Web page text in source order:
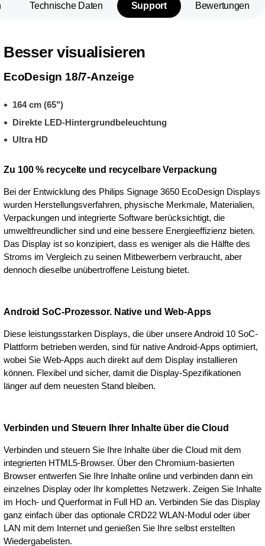
Technische Daten Support Bewertungen
Besser visualisieren
EcoDesign 18/7-Anzeige
164 cm (65")
Direkte LED-Hintergrundbeleuchtung
Ultra HD
Zu 100 % recycelte und recycelbare Verpackung
Bei der Entwicklung des Philips Signage 3650 EcoDesign Displays
wurden Herstellungsverfahren, physische Merkmale, Materialien,
Verpackungen und integrierte Software berücksichtigt, die
umweltfreundlicher sind und eine bessere Energieeffizienz bieten.
Das Display ist so konzipiert, dass es weniger als die Hälfte des
Stroms im Vergleich zu seinen Mitbewerbern verbraucht, aber
dennoch dieselbe unübertroffene Leistung bietet.
Android SoC-Prozessor. Native und Web-Apps
Diese leistungsstarken Displays, die über unsere Android 10 SoC-
Plattform betrieben werden, sind für native Android-Apps optimiert,
wobei Sie Web-Apps auch direkt auf dem Display installieren
können. Flexibel und sicher, damit die Display-Spezifikationen
länger auf dem neuesten Stand bleiben.
Verbinden und Steuern Ihrer Inhalte über die Cloud
Verbinden und steuern Sie Ihre Inhalte über die Cloud mit dem
integrierten HTML5-Browser. Über den Chromium-basierten
Browser entwerfen Sie Ihre Inhalte online und verbinden dann ein
einzelnes Display oder Ihr komplettes Netzwerk. Zeigen Sie Inhalte
im Hoch- und Querformat in Full HD an. Verbinden Sie das Display
ganz einfach über das optionale CRD22 WLAN-Modul oder über
LAN mit dem Internet und genießen Sie Ihre selbst erstellten
Wiedergabelisten.